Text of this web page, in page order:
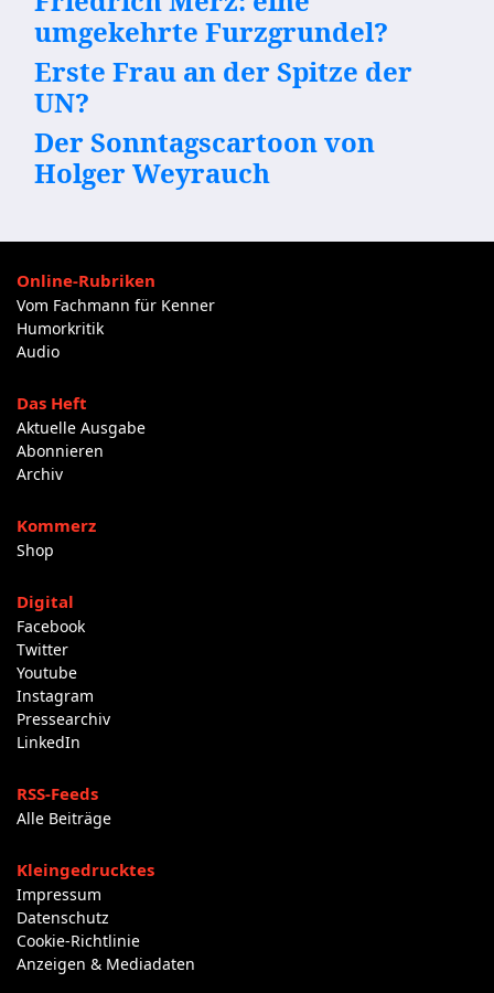
umgekehrte Furzgrundel?
Erste Frau an der Spitze der
UN?
Der Sonntagscartoon von
Holger Weyrauch
Online-Rubriken
Vom Fachmann für Kenner
Humorkritik
Audio
Das Heft
Aktuelle Ausgabe
Abonnieren
Archiv
Kommerz
Shop
Digital
Facebook
Twitter
Youtube
Instagram
Pressearchiv
LinkedIn
RSS-Feeds
Alle Beiträge
Kleingedrucktes
Impressum
Datenschutz
Cookie-Richtlinie
Anzeigen & Mediadaten